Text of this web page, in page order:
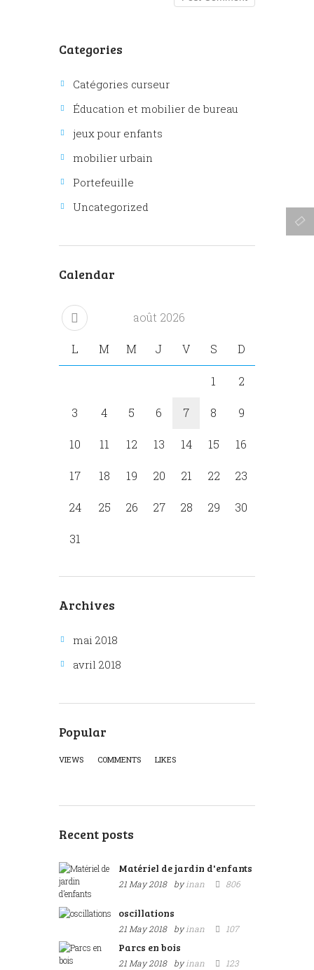
Categories
Catégories curseur
Éducation et mobilier de bureau
jeux pour enfants
mobilier urbain
Portefeuille
Uncategorized
Calendar
août 2026
L M M J V S D
1 2
3 4 5 6 7 8 9
10 11 12 13 14 15 16
17 18 19 20 21 22 23
24 25 26 27 28 29 30
31
Archives
mai 2018
avril 2018
Popular
VIEWS COMMENTS LIKES
Recent posts
Matériel de jardin d'enfants
21 May 2018 byinan 806
oscillations
21 May 2018 byinan 107
Parcs en bois
21 May 2018 byinan 123